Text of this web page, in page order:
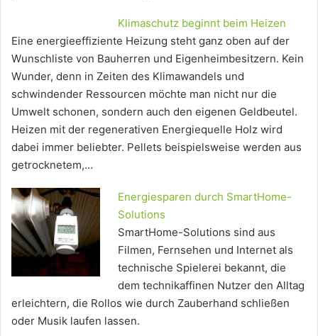
Klimaschutz beginnt beim Heizen
Eine energieeffiziente Heizung steht ganz oben auf der
Wunschliste von Bauherren und Eigenheimbesitzern. Kein
Wunder, denn in Zeiten des Klimawandels und
schwindender Ressourcen möchte man nicht nur die
Umwelt schonen, sondern auch den eigenen Geldbeutel.
Heizen mit der regenerativen Energiequelle Holz wird
dabei immer beliebter. Pellets beispielsweise werden aus
getrocknetem,…
Energiesparen durch SmartHome-
Solutions
SmartHome-Solutions sind aus
Filmen, Fernsehen und Internet als
technische Spielerei bekannt, die
dem technikaffinen Nutzer den Alltag
erleichtern, die Rollos wie durch Zauberhand schließen
oder Musik laufen lassen.